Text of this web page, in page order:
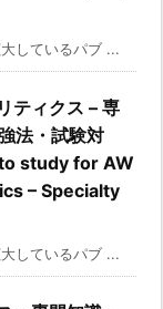
しているパブ ...
ティクス – 専
法・試験対
study for AW
– Specialty
しているパブ ...